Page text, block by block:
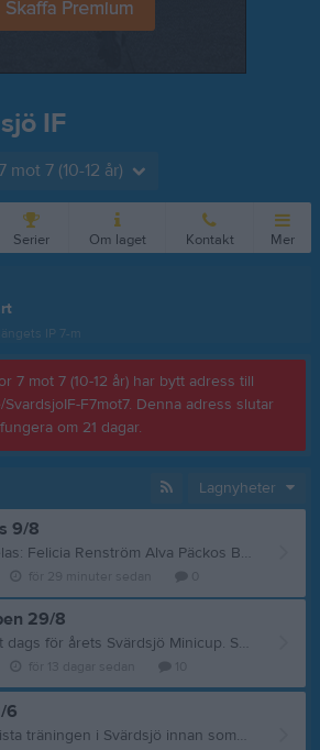
IF
mot 7 (10-12 år)
Serier Om laget Kontakt Mer
IP 7-m
7 mot 7 (10-12 år) har bytt adress till
F7mot7. Denna adress slutar
fungera om 21 dagar.
Lagnyheter
9/8
Kioskpassen idag tilldelas: Felicia Renström Alva Päckos Bekräfta genom att kommentera nedan 😊
29/8
Lördag den 29/8 är det dags för årets Svärdsjö Minicup. Som vanligt hjälper alla lag i föreningen till denna dag, och följande pass har vi fått tilldelade. Det är bara vi föräldrar som arbetar på cupen, inte tjejerna själva. Ni behöver bekräfta att ni sett detta med barnets namn och en vuxens telefonnummer i kommentar här nedan! Gärna så snart som möjligt :) Huvudkiosken 8:00-11:00 1. Cornelia Hedman Norlander 2. Felicia Renström - 0703365960 3. Huvudkiosken 10:55-14:00 1. 2. Sara Rydén Baka en långpanna valfritt fika 1. Astrid Montelius 2. Kerstin Niklasson Svärdström (Lämnas vid ip ca 8:00 eller till mig dagen innan då jag har parkeringspass 7:30 och kan ta med..) Parkering 8:45-11:00 1. Hilma Lilliemarck 2. Maja Loning 3. Ida Göras Nedmontering efter cup Ca 15:00-16:30 1. Havanna Alm 2. Lovisa Henningsson 3. Nellie Götesson Tusen tack! Hälsningar Lina
6
Hej I morgon 22/6 är sista träningen i Svärdsjö innan sommaruppehåll. Vi tänkte bjuda på lite fika men för att kunna fixa fika det behöver vi veta hur många som kommer. Vi uppmanar därför er som inte redan gjort det att tacka ja/nej i kallelsen. Tränarna